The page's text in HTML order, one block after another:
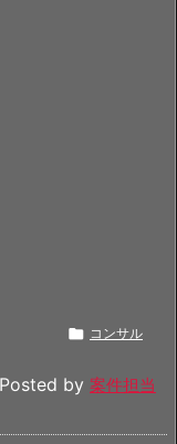
 コンサル
Posted by 案件担当